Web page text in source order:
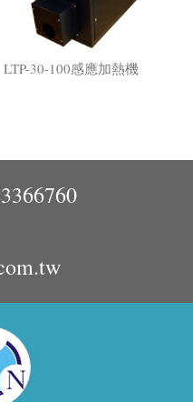
LTP-30-100感應加熱機